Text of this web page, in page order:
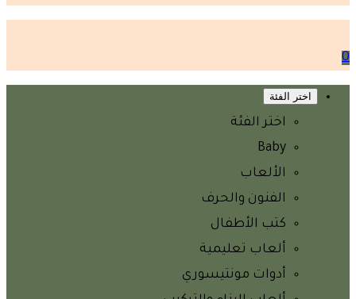
0
اختر الفئة
اختر الفئة
Baby
الألعاب
الفنون والحرف
كتب الأطفال
ألعاب تعليمية
أدوات مونتيسوري